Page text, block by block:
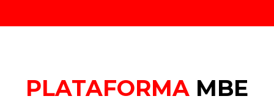
PLATAFORMA MBE